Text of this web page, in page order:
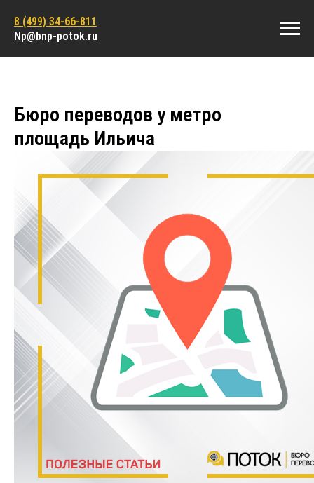
8 (499) 34-66-811
Np@bnp-potok.ru
Бюро переводов у метро
площадь Ильича